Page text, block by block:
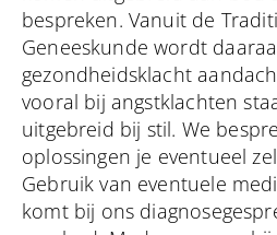
bespreken. Vanuit de
Geneeskunde wordt
gezondheidsklacht
vooral bij angstklachten
uitgebreid bij stil. We
oplossingen je eventueel
Gebruik van eventuele
komt bij ons